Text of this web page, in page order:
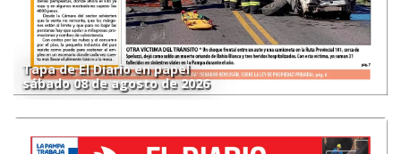
Tapa de El Diario en papel
sábado 08 de agosto de 2026